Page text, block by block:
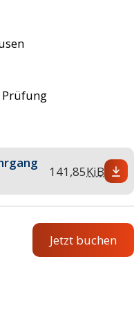
Prüfung
141,85KiB
Jetzt buchen